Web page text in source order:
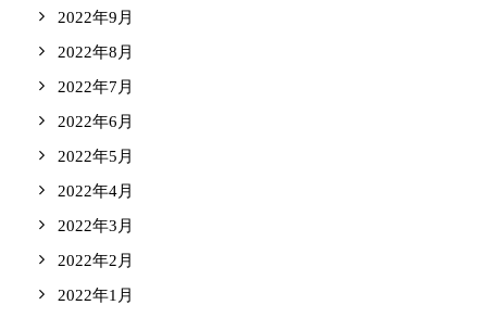
2022年9月
2022年8月
2022年7月
2022年6月
2022年5月
2022年4月
2022年3月
2022年2月
2022年1月